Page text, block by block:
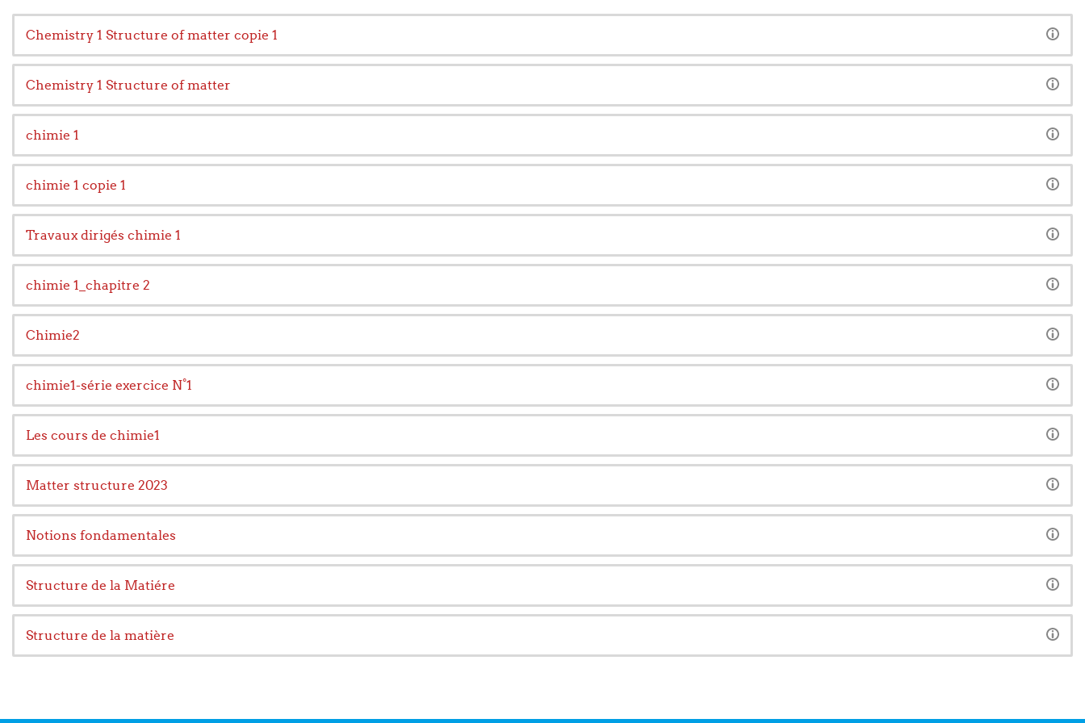
Chemistry 1 Structure of matter copie 1
Chemistry 1 Structure of matter
chimie 1
chimie 1 copie 1
Travaux dirigés chimie 1
chimie 1_chapitre 2
Chimie2
chimie1-série exercice N°1
Les cours de chimie1
Matter structure 2023
Notions fondamentales
Structure de la Matiére
Structure de la matière